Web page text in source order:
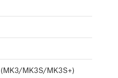
MK3S/MK3S+)